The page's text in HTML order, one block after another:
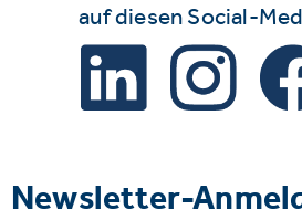
auf diesen Social-
Newsletter-